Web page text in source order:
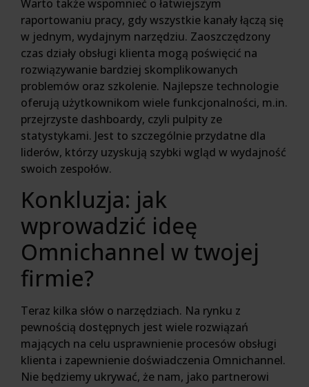
Warto także wspomnieć o łatwiejszym
raportowaniu pracy, gdy wszystkie kanały łączą się
w jednym, wydajnym narzędziu. Zaoszczędzony
czas działy obsługi klienta mogą poświęcić na
rozwiązywanie bardziej skomplikowanych
problemów oraz szkolenie. Najlepsze technologie
oferują użytkownikom wiele funkcjonalności, m.in.
przejrzyste dashboardy, czyli pulpity ze
statystykami. Jest to szczególnie przydatne dla
liderów, którzy uzyskują szybki wgląd w wydajność
swoich zespołów.
Konkluzja: jak
wprowadzić ideę
Omnichannel w twojej
firmie?
Teraz kilka słów o narzędziach. Na rynku z
pewnością dostępnych jest wiele rozwiązań
mających na celu usprawnienie procesów obsługi
klienta i zapewnienie doświadczenia Omnichannel.
Nie będziemy ukrywać, że nam, jako partnerowi